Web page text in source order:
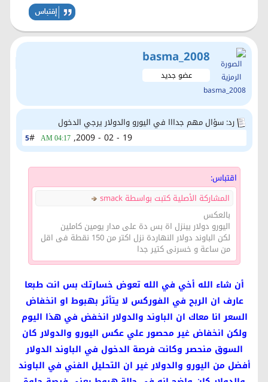
basma_2008
عضو جديد
رد: سؤال مهم جدااا في اليورو والدولار يرجي الدخول
5# 19 - 02 - 2009,
04:17 AM
اقتباس:
المشاركة الأصلية كتبت بواسطة smack
بالعكس
اليورو دولار بينزل اة بس دة على مدار يومين كاملين
لكن الباوند دولار النهاردة نزل اكتر من 150 نقطة فى اقل
من ساعة و خسرنى كتير جدا
أن شاء الله أخي في الله تعوض خسارتك بس انت طبعا
عارف ان الربح في الفوركس لا يتأثر بهبوط او انخفاض
السعر انا معاك ان الباوند والدولار انخفض في هذا اليوم
ولكن انخفاض غير محصور علي عكس اليورو والدولار كان
السوق منحصر وكانت فرصة الدخول في الباوند الدولار
أفضل من اليورو والدولار غير ان التحليل الفني في الباوند